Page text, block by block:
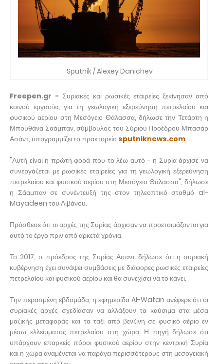
Sputnik / Alexey Danichev
Freepen.gr - Συριακές και ρωσικές εταιρείες ξεκίνησαν από
κοινού εργασίες για τη γεωλογική εξερεύνηση πετρελαίου και
φυσικού αερίου στη Μεσόγειο Θάλασσα, δήλωσε την Τετάρτη η
Μπουθάνα Σαάμπαν, σύμβουλος του Σύριου Προέδρου Μπασάρ
Ασάντ, υπογραμμίζει το πρακτορείο sputniknews.com.
"Αυτή είναι η πρώτη φορά που το λέω αυτό - η Συρία άρχισε να
συνεργάζεται με ρωσικές εταιρείες για τη γεωλογική εξερεύνηση
πετρελαίου και φυσικού αερίου στη Μεσόγειο Θάλασσα", δήλωσε
η Σάαμπαν σε συνέντευξή της στον τηλεοπτικό σταθμό al-
Mayadeen του Λιβάνου.
Πρόσθεσε ότι οι αρχές της Συρίας άρχισαν να προετοιμάζονται για
αυτό το έργο πριν από αρκετά χρόνια.
Το 2017, ο πρόεδρος της Συρίας Ασαντ δήλωσε ότι η συριακή
κυβέρνηση έχει συνάψει συμβάσεις με διάφορες ρωσικές εταιρείες
πετρελαίου και φυσικού αερίου και θα συνεχίσει να το κάνει.
Την περασμένη εβδομάδα, η εφημερίδα Al-Watan ανέφερε ότι οι
συριακές αρχές σχεδίασαν να αλλάξουν τα καύσιμα στα μέσα
μαζικής μεταφοράς και τα ταξί από βενζίνη σε φυσικό αέριο εν
μέσω ελλείμματος πετρελαίου στη χώρα. Η πηγή δήλωσε ότι
υπάρχουν επαρκείς πόροι φυσικού αερίου στην κεντρική Συρία
και η χώρα αναμένεται να παράγει περισσότερους στη μεσογειακή